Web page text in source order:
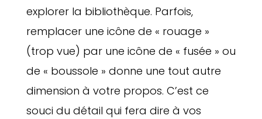
explorer la bibliothèque. Parfois,
remplacer une icône de « rouage »
(trop vue) par une icône de « fusée » ou
de « boussole » donne une tout autre
dimension à votre propos. C’est ce
souci du détail qui fera dire à vos